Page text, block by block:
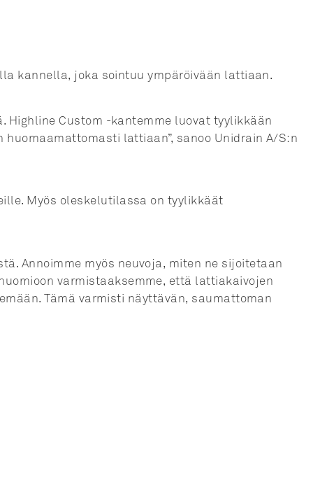
kannella, joka sointuu ympäröivään lattiaan.
Highline Custom -kantemme luovat tyylikkään
lattiaan”, sanoo Unidrain A/S:n
Myös oleskelutilassa on tyylikkäät
Annoimme myös neuvoja, miten ne sijoitetaan
varmistaaksemme, että lattiakaivojen
Tämä varmisti näyttävän, saumattoman